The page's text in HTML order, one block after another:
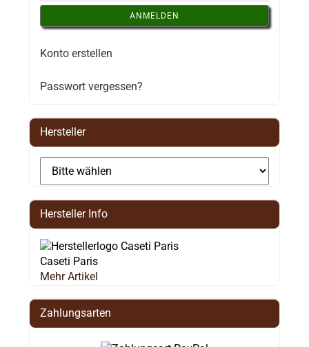
ANMELDEN
Konto erstellen
Passwort vergessen?
Hersteller
Hersteller Info
Caseti Paris
Mehr Artikel
Zahlungsarten